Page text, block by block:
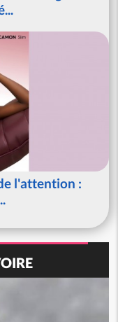
l'attention :